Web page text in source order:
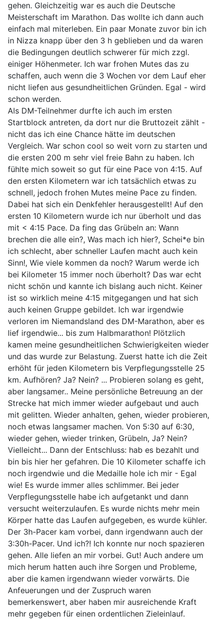
gehen. Gleichzeitig war es auch die Deutsche
Meisterschaft im Marathon. Das wollte ich dann auch
einfach mal miterleben. Ein paar Monate zuvor bin ich
in Nizza knapp über den 3 h geblieben und da waren
die Bedingungen deutlich schwerer für mich zzgl.
einiger Höhenmeter. Ich war frohen Mutes das zu
schaffen, auch wenn die 3 Wochen vor dem Lauf eher
nicht liefen aus gesundheitlichen Gründen. Egal - wird
schon werden.
Als DM-Teilnehmer durfte ich auch im ersten
Startblock antreten, da dort nur die Bruttozeit zählt -
nicht das ich eine Chance hätte im deutschen
Vergleich. War schon cool so weit vorn zu starten und
die ersten 200 m sehr viel freie Bahn zu haben. Ich
fühlte mich soweit so gut für eine Pace von 4:15. Auf
den ersten Kilometern war ich tatsächlich etwas zu
schnell, jedoch frohen Mutes meine Pace zu finden.
Dabei hat sich ein Denkfehler herausgestellt! Auf den
ersten 10 Kilometern wurde ich nur überholt und das
mit < 4:15 Pace. Da fing das Grübeln an: Wann
brechen die alle ein?, Was mach ich hier?, Schei*e bin
ich schlecht, aber schneller Laufen macht auch kein
Sinn!, Wie viele kommen da noch? Warum werde ich
bei Kilometer 15 immer noch überholt? Das war echt
nicht schön und kannte ich bislang auch nicht. Keiner
ist so wirklich meine 4:15 mitgegangen und hat sich
auch keinen Gruppe gebildet. Ich war irgendwie
verloren im Niemandsland des DM-Marathon, aber es
lief irgendwie... bis zum Halbmarathon! Plötzlich
kamen meine gesundheitlichen Schwierigkeiten wieder
und das wurde zur Belastung. Zuerst hatte ich die Zeit
erhöht für jeden Kilometern bis Verpflegungsstelle 25
km. Aufhören? Ja? Nein? ... Probieren solang es geht,
aber langsamer.. Meine persönliche Betreuung an der
Strecke hat mich immer wieder aufgebaut und auch
mit gelitten. Wieder anhalten, gehen, wieder probieren,
noch etwas langsamer machen. Von 5:30 auf 6:30,
wieder gehen, wieder trinken, Grübeln, Ja? Nein?
Vielleicht... Dann der Entschluss: hab es bezahlt und
bin bis hier her gefahren. Die 10 Kilometer schaffe ich
noch irgendwie und die Medaille hole ich mir - Egal
wie! Es wurde immer alles schlimmer. Bei jeder
Verpflegungsstelle habe ich aufgetankt und dann
versucht weiterzulaufen. Es wurde nichts mehr mein
Körper hatte das Laufen aufgegeben, es wurde kühler.
Der 3h-Pacer kam vorbei, dann irgendwann auch der
3:30h-Pacer. Und ich?! Ich konnte nur noch spazieren
gehen. Alle liefen an mir vorbei. Gut! Auch andere um
mich herum hatten auch ihre Sorgen und Probleme,
aber die kamen irgendwann wieder vorwärts. Die
Anfeuerungen und der Zuspruch waren
bemerkenswert, aber haben mir ausreichende Kraft
mehr gegeben für einen ordentlichen Zieleinlauf.